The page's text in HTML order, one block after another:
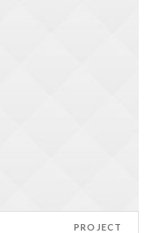
PROJECT